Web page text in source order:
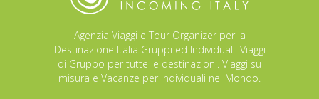
Agenzia Viaggi e Tour Organizer per la
Destinazione Italia Gruppi ed Individuali. Viaggi
di Gruppo per tutte le destinazioni. Viaggi su
misura e Vacanze per Individuali nel Mondo.